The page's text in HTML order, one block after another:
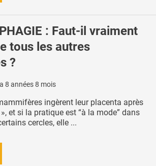
: Faut-il vraiment
tous les autres
?
8 années 8 mois
ingèrent leur placenta après
et si la pratique est “à la mode” dans
cercles, elle ...